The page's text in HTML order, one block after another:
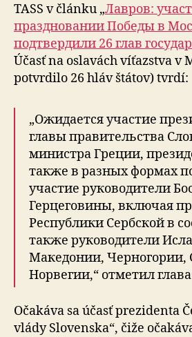
TASS v článku „Лавров:
праздновании Победы в
подтвердили 26 глав
Účasť na oslavách víťazstva v
potvrdilo 26 hláv štátov) tvrdí:
„Ожидается участие
главы правительства
министра Греции,
также в разных формах
участие руководители
Герцеговины, включая
Республики Сербской в
также руководители
Македонии, Черногории,
Норвегии,“ отметил
Očakáva sa účasť prezidenta
vlády Slovenska“, čiže